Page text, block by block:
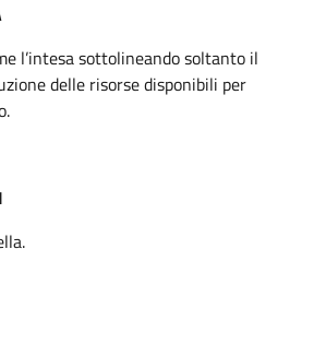
l’intesa sottolineando soltanto il
delle risorse disponibili per